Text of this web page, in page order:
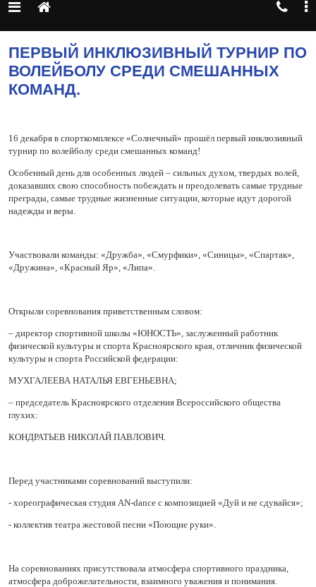
ПЕРВЫЙ ИНКЛЮЗИВНЫЙ ТУРНИР ПО
ВОЛЕЙБОЛУ СРЕДИ СМЕШАННЫХ
КОМАНД.
16 декабря в спорткомплексе «Солнечный» прошёл первый инклюзивный
турнир по волейболу среди смешанных команд!
Особенный день для особенных людей – сильных духом, твердых волей,
доказавших свою способность побеждать и преодолевать самые трудные
преграды, самые трудные жизненные ситуации, которые идут дорогой
надежды и веры.
Участвовали команды: «Дружба», «Смурфики», «Синицы», «Спартак»,
«Дружина», «Красный Яр», «Липа».
Открыли соревнования приветственным словом:
– директор спортивной школы «ЮНОСТЬ», заслуженный работник
физической культуры и спорта Красноярского края, отличник физической
культуры и спорта Российской федерации:
МУХГАЛЕЕВА НАТАЛЬЯ ЕВГЕНЬЕВНА;
– председатель Красноярского отделения Всероссийского общества
глухих:
КОНДРАТЬЕВ НИКОЛАЙ ПАВЛОВИЧ.
Перед участниками соревнований выступили:
- хореографическая студия AN-dance с композицией «Дуй и не сдувайся»;
- коллектив театра жестовой песни «Поющие руки».
На соревнованиях присутствовала атмосфера спортивного праздника,
атмосфера доброжелательности, взаимного уважения и понимания.